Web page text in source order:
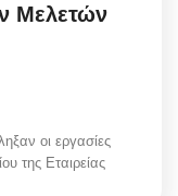
Μελετών
οι εργασίες
της Εταιρείας